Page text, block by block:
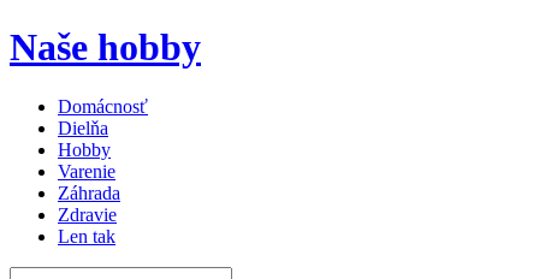
Naše hobby
Domácnosť
Dielňa
Hobby
Varenie
Záhrada
Zdravie
Len tak